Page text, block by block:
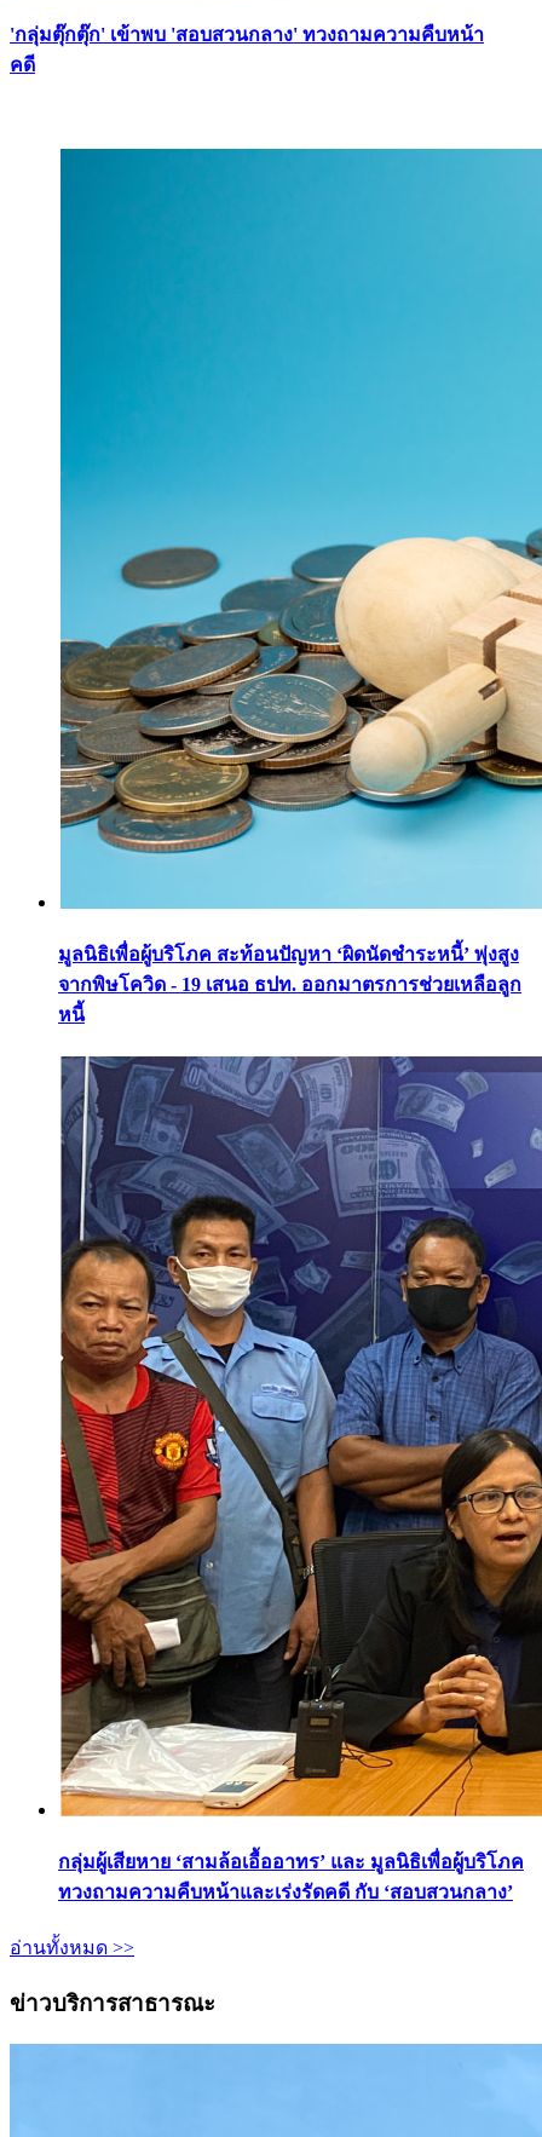
'กลุ่มตุ๊กตุ๊ก' เข้าพบ 'สอบสวนกลาง' ทวงถามความคืบหน้า
คดี
มูลนิธิเพื่อผู้บริโภค สะท้อนปัญหา ‘ผิดนัดชำระหนี้’ พุ่งสูง
จากพิษโควิด - 19 เสนอ ธปท. ออกมาตรการช่วยเหลือลูก
หนี้
กลุ่มผู้เสียหาย ‘สามล้อเอื้ออาทร’ และ มูลนิธิเพื่อผู้บริโภค
ทวงถามความคืบหน้าและเร่งรัดคดี กับ ‘สอบสวนกลาง’
อ่านทั้งหมด >>
ข่าวบริการสาธารณะ